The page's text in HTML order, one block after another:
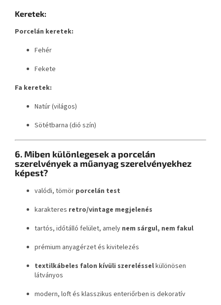
Keretek:
Porcelán keretek:
Fehér
Fekete
Fa keretek:
Natúr (világos)
Sötétbarna (dió szín)
6. Miben különlegesek a porcelán
szerelvények a műanyag szerelvényekhez
képest?
valódi, tömör porcelán test
karakteres retro/vintage megjelenés
tartós, időtálló felület, amely nem sárgul, nem fakul
prémium anyagérzet és kivitelezés
textilkábeles falon kívüli szerelésselkülönösen
látványos
modern, loft és klasszikus enteriőrben is dekoratív